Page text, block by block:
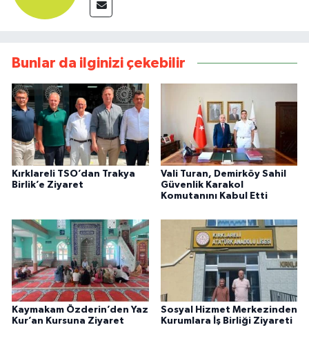
Bunlar da ilginizi çekebilir
Kırklareli TSO’dan Trakya
Birlik’e Ziyaret
Vali Turan, Demirköy Sahil
Güvenlik Karakol
Komutanını Kabul Etti
Kaymakam Özderin’den Yaz
Kur’an Kursuna Ziyaret
Sosyal Hizmet Merkezinden
Kurumlara İş Birliği Ziyareti